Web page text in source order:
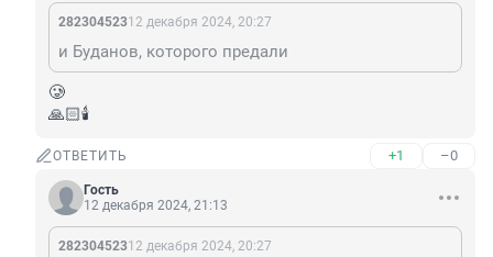
28230452312 декабря 2024, 20:27
и Буданов, которого предали
🥲
🙏🏻🕯️
ОТВЕТИТЬ +1 –0
Гость
12 декабря 2024, 21:13
28230452312 декабря 2024, 20:27